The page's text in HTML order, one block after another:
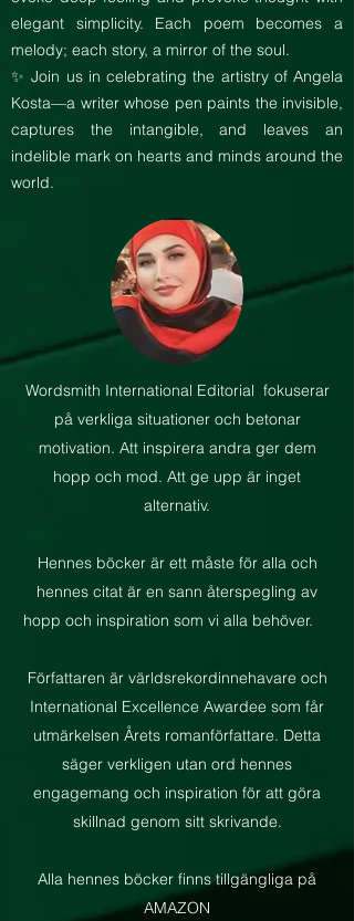
elegant simplicity. Each poem becomes a
melody; each story, a mirror of the soul.
✨ Join us in celebrating the artistry of Angela
Kosta—a writer whose pen paints the invisible,
captures the intangible, and leaves an
indelible mark on hearts and minds around the
world.
Wordsmith International Editorial fokuserar
på verkliga situationer och betonar
motivation. Att inspirera andra ger dem
hopp och mod. Att ge upp är inget
alternativ.
Hennes böcker är ett måste för alla och
hennes citat är en sann återspegling av
hopp och inspiration som vi alla behöver.
Författaren är världsrekordinnehavare och
International Excellence Awardee som får
utmärkelsen Årets romanförfattare. Detta
säger verkligen utan ord hennes
engagemang och inspiration för att göra
skillnad genom sitt skrivande.
Alla hennes böcker finns tillgängliga på
AMAZON